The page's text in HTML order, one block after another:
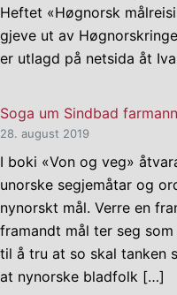
Heftet «Høgnorsk
gjeve ut av
er utlagd på netsida åt
Soga um Sindbad farmann
28. august 2019
I boki «Von og veg»
unorske segjemåtar og
nynorskt mål. Verre en
framandt mål ter seg
til å tru at so skal tanken
at nynorske bladfolk […]